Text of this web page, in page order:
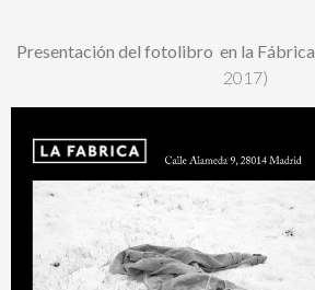
Presentación del fotolibro en la Fábrica
2017)